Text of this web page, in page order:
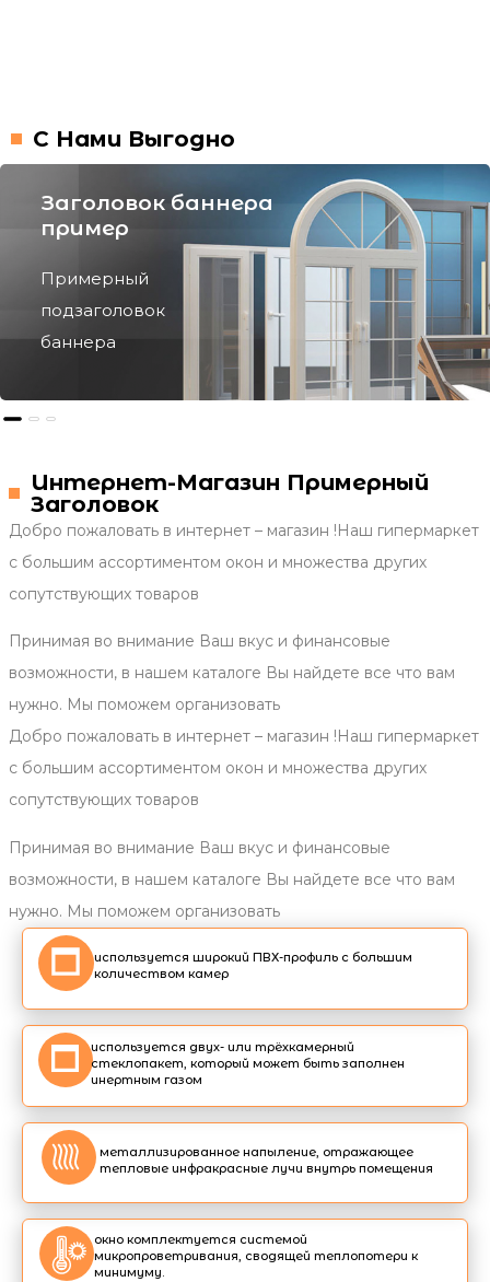
С Нами Выгодно
Заголовок баннера
пример
подзаголовок
Интернет-Магазин Примерный
Заголовок
Добро пожаловать в интернет – магазин !Наш гипермаркет
с большим ассортиментом окон и множества других
сопутствующих товаров
Принимая во внимание Ваш вкус и финансовые
возможности, в нашем каталоге Вы найдете все что вам
нужно. Мы поможем организовать
Добро пожаловать в интернет – магазин !Наш гипермаркет
с большим ассортиментом окон и множества других
сопутствующих товаров
Принимая во внимание Ваш вкус и финансовые
возможности, в нашем каталоге Вы найдете все что вам
нужно. Мы поможем организовать
используется широкий ПВХ-профиль с большим
количеством камер
используется двух- или трёхкамерный
стеклопакет, который может быть заполнен
инертным газом
металлизированное напыление, отражающее
тепловые инфракрасные лучи внутрь помещения
окно комплектуется системой
микропроветривания, сводящей теплопотери к
минимуму.